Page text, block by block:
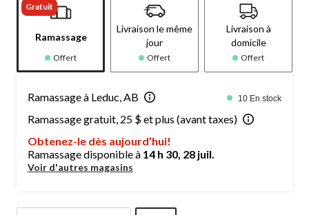
Gratuit
Ramassage
Offert
Livraison le même
jour
Offert
Livraison à
domicile
Offert
Ramassage à Leduc, AB 10 En stock
Ramassage gratuit, 25 $ et plus (avant taxes)
Obtenez-le dès aujourd’hui!
Ramassage disponible à 14 h 30, 28 juil.
Voir d'autres magasins